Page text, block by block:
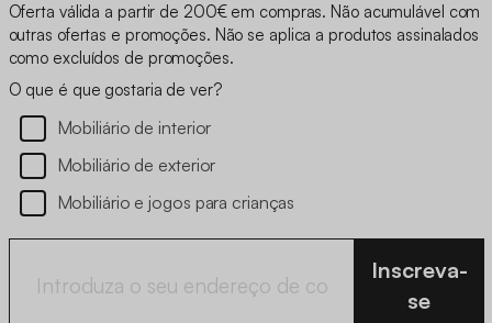
Oferta válida a partir de 200€ em compras. Não acumulável com
outras ofertas e promoções. Não se aplica a produtos assinalados
como excluídos de promoções.
O que é que gostaria de ver?
Mobiliário de interior
Mobiliário de exterior
Mobiliário e jogos para crianças
Inscreva-
se